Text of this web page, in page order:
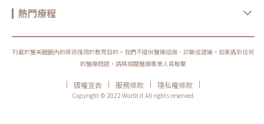
現不自然下垂現象。（圖／取自網路）三、外臉頰凹陷有些人臉頰已有明顯
凹陷，像是顴骨以下及咬肌中間形成的臉頰凹陷，若施打肉毒放鬆了咬肌或
外，若長期、頻繁的施打肉毒桿菌素，可能會導致面部肌肉的結構改變，使
蛙腮或腮腺腫狀況，蛙腮的狀況大多為施打肉毒桿菌時分布不平均，部分肌
肉沒有放鬆，因此在用力咬合時會有一塊肌肉凸出，就像青蛙鼓起臉的感
覺，是一種較少見的肉毒後遺症；而若因施打時打到腮腺形成腫塊，在不咬
討論調整的辦法。《點擊看完整文章介紹》文章轉載自「魏嘉宏皮膚科醫美
中心-魏嘉宏醫師專欄」
熱門療程
刊載於醫美圈圈內的資訊僅用於教育目的。我們不提供醫療諮詢、診斷或建議。如果遇到任何
的醫療問題，請與相關醫療專業人員聯繫
| 版權宣告 | 服務條款 | 隱私權條款
|
Copyright © 2022 Worth it All rights reserved.